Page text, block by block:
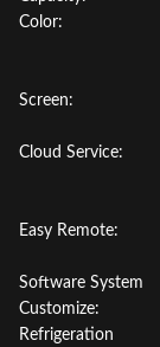
Color:
Screen:
Cloud Service:
Easy Remote:
Software System
Customize:
Refrigeration